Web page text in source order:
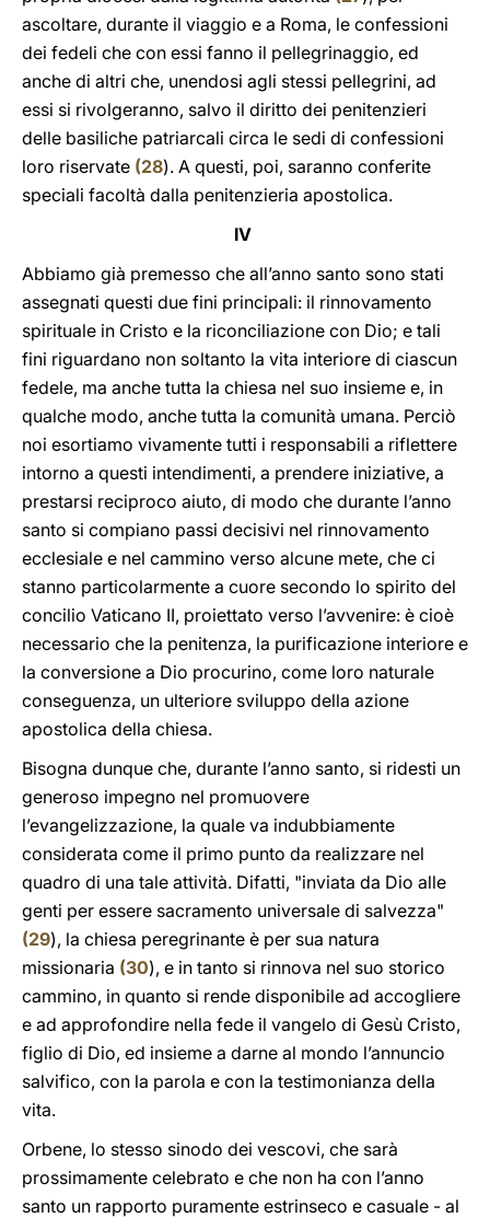
ascoltare, durante il viaggio e a Roma, le confessioni
dei fedeli che con essi fanno il pellegrinaggio, ed
anche di altri che, unendosi agli stessi pellegrini, ad
essi si rivolgeranno, salvo il diritto dei penitenzieri
delle basiliche patriarcali circa le sedi di confessioni
loro riservate (28). A questi, poi, saranno conferite
speciali facoltà dalla penitenzieria apostolica.
IV
Abbiamo già premesso che all’anno santo sono stati
assegnati questi due fini principali: il rinnovamento
spirituale in Cristo e la riconciliazione con Dio; e tali
fini riguardano non soltanto la vita interiore di ciascun
fedele, ma anche tutta la chiesa nel suo insieme e, in
qualche modo, anche tutta la comunità umana. Perciò
noi esortiamo vivamente tutti i responsabili a riflettere
intorno a questi intendimenti, a prendere iniziative, a
prestarsi reciproco aiuto, di modo che durante l’anno
santo si compiano passi decisivi nel rinnovamento
ecclesiale e nel cammino verso alcune mete, che ci
stanno particolarmente a cuore secondo lo spirito del
concilio Vaticano II, proiettato verso l’avvenire: è cioè
necessario che la penitenza, la purificazione interiore e
la conversione a Dio procurino, come loro naturale
conseguenza, un ulteriore sviluppo della azione
apostolica della chiesa.
Bisogna dunque che, durante l’anno santo, si ridesti un
generoso impegno nel promuovere
l’evangelizzazione, la quale va indubbiamente
considerata come il primo punto da realizzare nel
quadro di una tale attività. Difatti, "inviata da Dio alle
genti per essere sacramento universale di salvezza"
(29), la chiesa peregrinante è per sua natura
missionaria (30), e in tanto si rinnova nel suo storico
cammino, in quanto si rende disponibile ad accogliere
e ad approfondire nella fede il vangelo di Gesù Cristo,
figlio di Dio, ed insieme a darne al mondo l’annuncio
salvifico, con la parola e con la testimonianza della
vita.
Orbene, lo stesso sinodo dei vescovi, che sarà
prossimamente celebrato e che non ha con l’anno
santo un rapporto puramente estrinseco e casuale - al